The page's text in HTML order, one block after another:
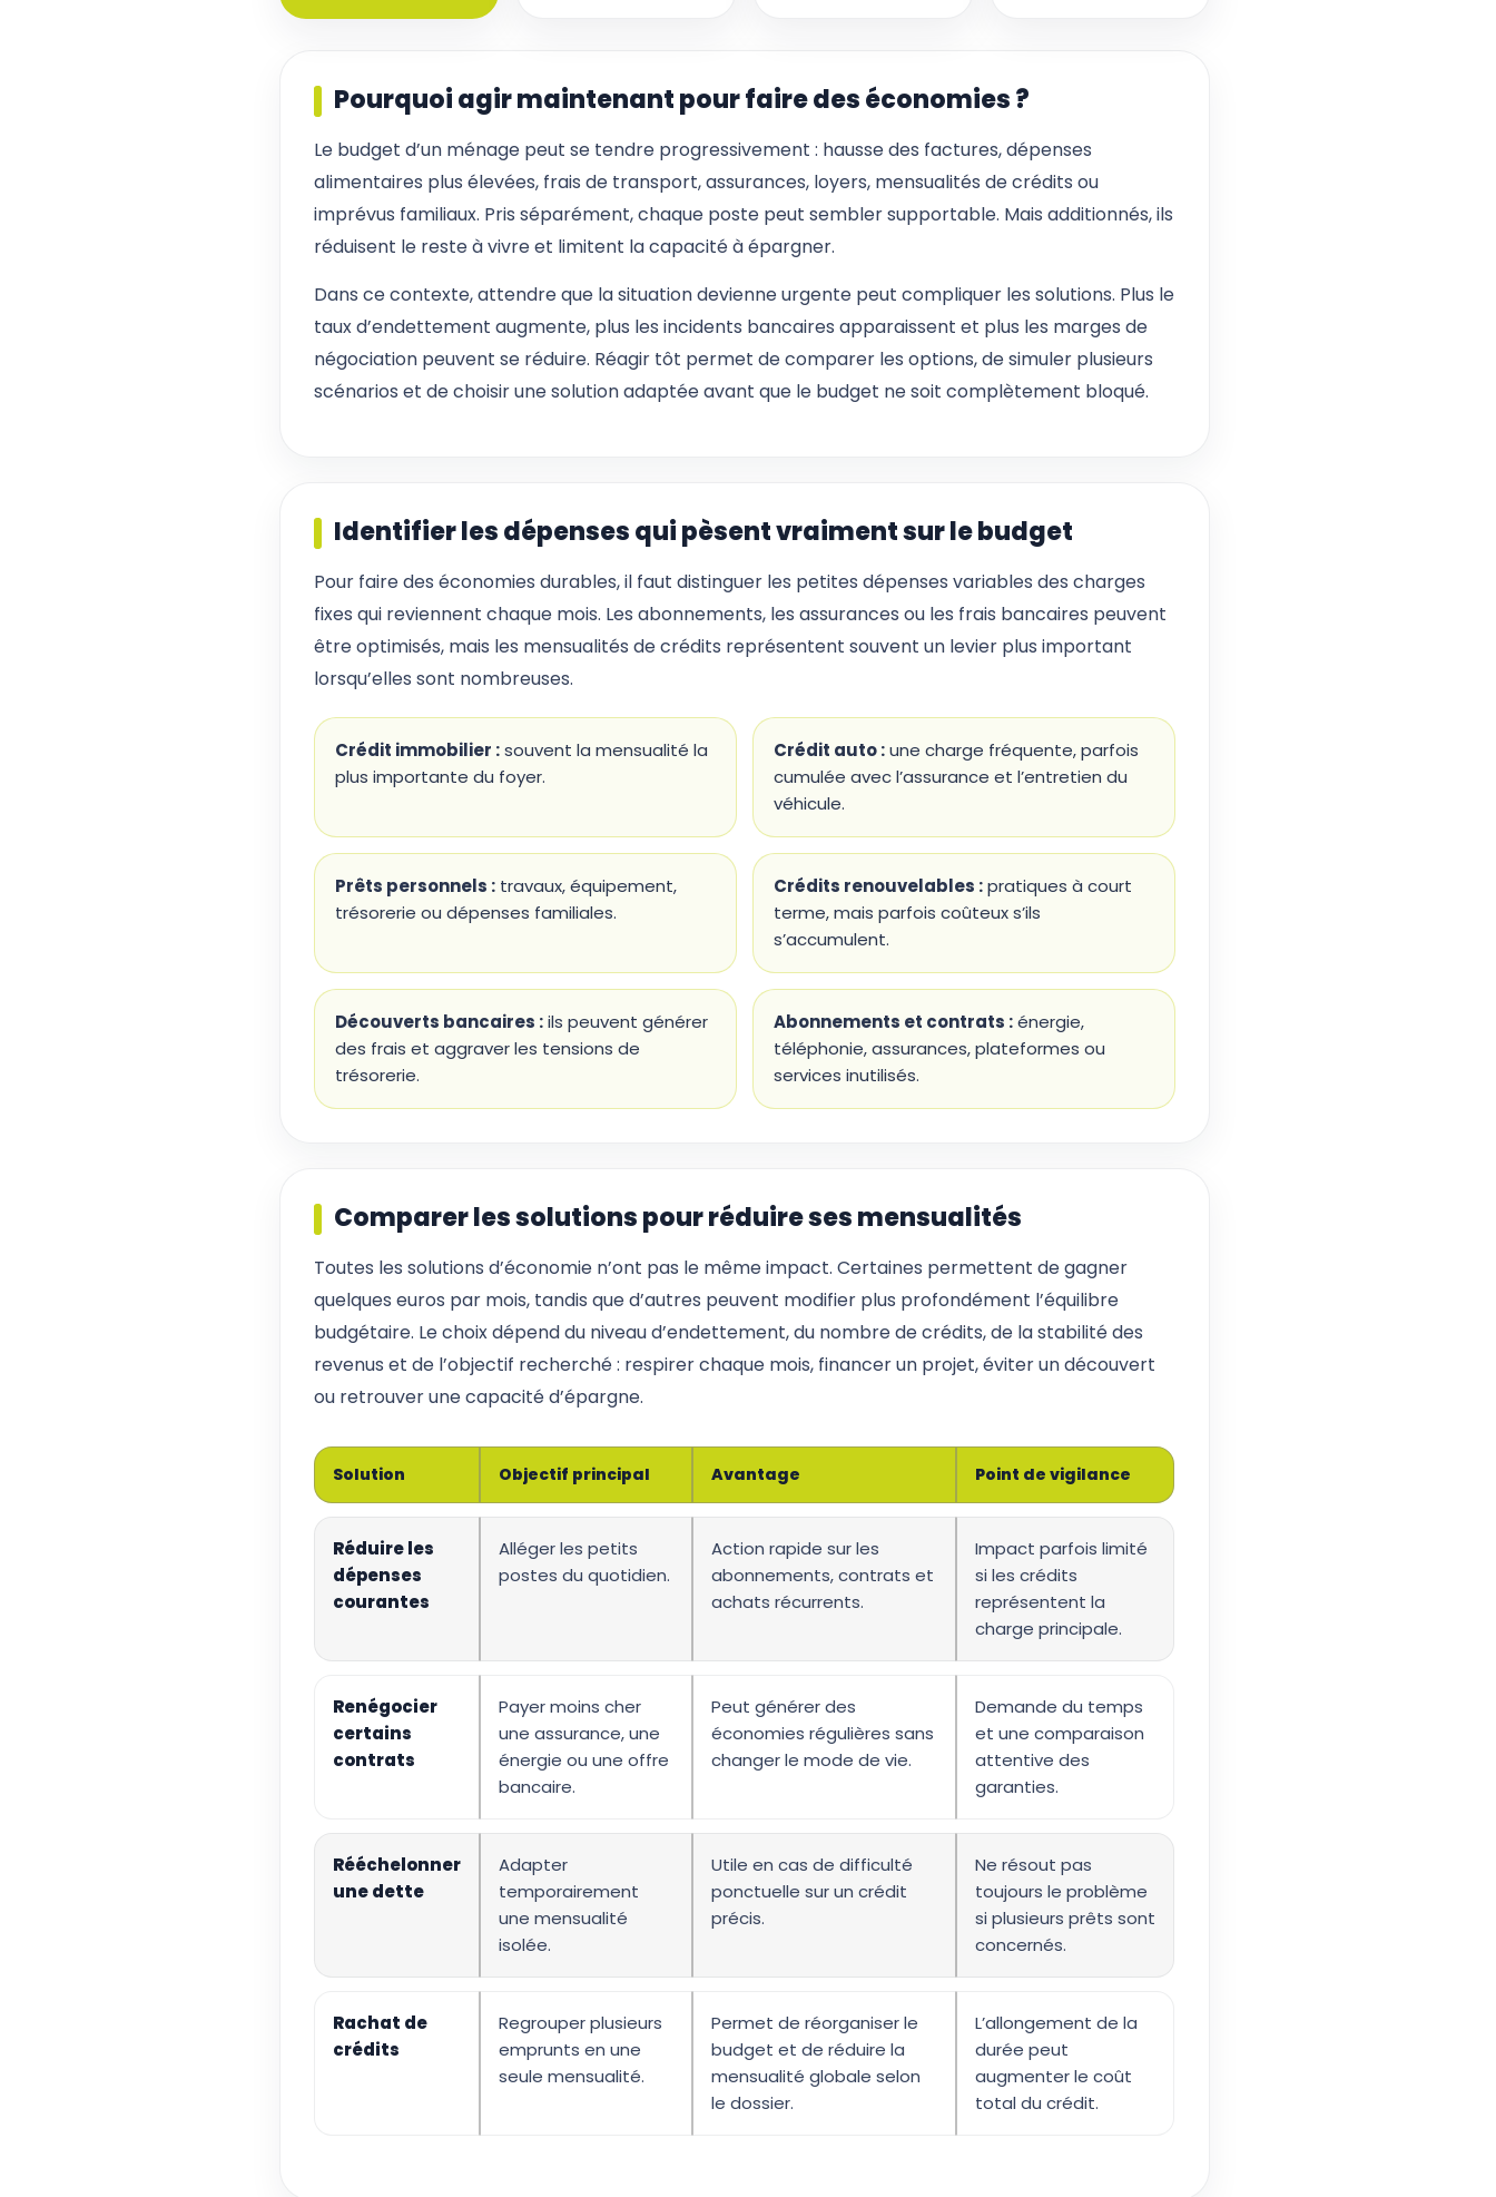
Pourquoi agir maintenant pour faire des économies ?
Le budget d’un ménage peut se tendre progressivement : hausse des factures, dépenses
alimentaires plus élevées, frais de transport, assurances, loyers, mensualités de crédits ou
imprévus familiaux. Pris séparément, chaque poste peut sembler supportable. Mais additionnés, ils
réduisent le reste à vivre et limitent la capacité à épargner.
Dans ce contexte, attendre que la situation devienne urgente peut compliquer les solutions. Plus le
taux d’endettement augmente, plus les incidents bancaires apparaissent et plus les marges de
négociation peuvent se réduire. Réagir tôt permet de comparer les options, de simuler plusieurs
scénarios et de choisir une solution adaptée avant que le budget ne soit complètement bloqué.
Identifier les dépenses qui pèsent vraiment sur le budget
Pour faire des économies durables, il faut distinguer les petites dépenses variables des charges
fixes qui reviennent chaque mois. Les abonnements, les assurances ou les frais bancaires peuvent
être optimisés, mais les mensualités de crédits représentent souvent un levier plus important
lorsqu’elles sont nombreuses.
Crédit immobilier :souvent la mensualité la
plus importante du foyer.
Crédit auto :une charge fréquente, parfois
cumulée avec l’assurance et l’entretien du
véhicule.
Prêts personnels : travaux, équipement,
trésorerie ou dépenses familiales.
Crédits renouvelables :pratiques à court
terme, mais parfois coûteux s’ils
s’accumulent.
Découverts bancaires :ils peuvent générer
des frais et aggraver les tensions de
trésorerie.
Abonnements et contrats :énergie,
téléphonie, assurances, plateformes ou
services inutilisés.
Comparer les solutions pour réduire ses mensualités
Toutes les solutions d’économie n’ont pas le même impact. Certaines permettent de gagner
quelques euros par mois, tandis que d’autres peuvent modifier plus profondément l’équilibre
budgétaire. Le choix dépend du niveau d’endettement, du nombre de crédits, de la stabilité des
revenus et de l’objectif recherché : respirer chaque mois, financer un projet, éviter un découvert
ou retrouver une capacité d’épargne.
Solution Objectif principal Avantage Point de vigilance
Réduire les
dépenses
courantes
Alléger les petits
postes du quotidien.
Action rapide sur les
abonnements, contrats et
achats récurrents.
Impact parfois limité
si les crédits
représentent la
charge principale.
Renégocier
certains
contrats
Payer moins cher
une assurance, une
énergie ou une offre
bancaire.
Peut générer des
économies régulières sans
changer le mode de vie.
Demande du temps
et une comparaison
attentive des
garanties.
Rééchelonner
une dette
Adapter
temporairement
une mensualité
isolée.
Utile en cas de difficulté
ponctuelle sur un crédit
précis.
Ne résout pas
toujours le problème
si plusieurs prêts sont
concernés.
Rachat de
crédits
Regrouper plusieurs
emprunts en une
seule mensualité.
Permet de réorganiser le
budget et de réduire la
mensualité globale selon
le dossier.
L’allongement de la
durée peut
augmenter le coût
total du crédit.